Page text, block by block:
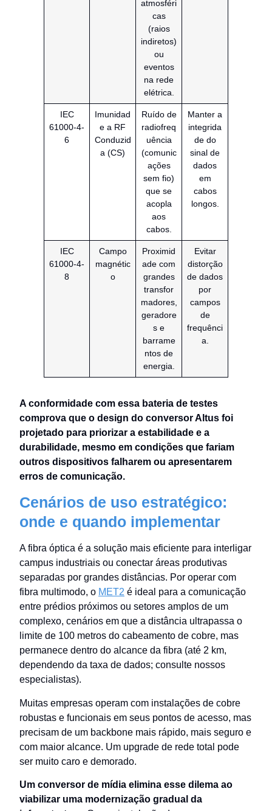
atmosféri
cas
(raios
indiretos)
ou
eventos
na rede
elétrica.
IEC
61000-4-
6
Imunidad
e a RF
Conduzid
a (CS)
Ruído de
radiofreq
uência
(comunic
ações
sem fio)
que se
acopla
aos
cabos.
Manter a
integrida
de do
sinal de
dados
em
cabos
longos.
IEC
61000-4-
8
Campo
magnétic
o
Proximid
ade com
grandes
transfor
madores,
geradore
s e
barrame
ntos de
energia.
Evitar
distorção
de dados
por
campos
de
frequênci
a.
A conformidade com essa bateria de testes
comprova que o design do conversor Altus foi
projetado para priorizar a estabilidade e a
durabilidade, mesmo em condições que fariam
outros dispositivos falharem ou apresentarem
erros de comunicação.
Cenários de uso estratégico:
onde e quando implementar
A fibra óptica é a solução mais eficiente para interligar
campus industriais ou conectar áreas produtivas
separadas por grandes distâncias. Por operar com
fibra multimodo, o MET2 é ideal para a comunicação
entre prédios próximos ou setores amplos de um
complexo, cenários em que a distância ultrapassa o
limite de 100 metros do cabeamento de cobre, mas
permanece dentro do alcance da fibra (até 2 km,
dependendo da taxa de dados; consulte nossos
especialistas).
Muitas empresas operam com instalações de cobre
robustas e funcionais em seus pontos de acesso, mas
precisam de um backbone mais rápido, mais seguro e
com maior alcance. Um upgrade de rede total pode
ser muito caro e demorado.
Um conversor de mídia elimina esse dilema ao
viabilizar uma modernização gradual da